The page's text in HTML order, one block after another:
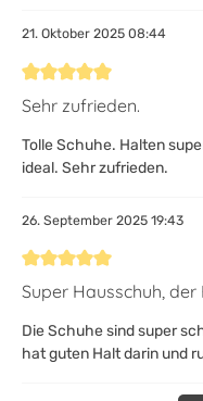
21. Oktober 2025 08:44
Bewertung mit 5 von 5
Sehr zufrieden.
Tolle Schuhe. Halten
ideal. Sehr zufrieden.
26. September 2025 19:43
Bewertung mit 5 von 5
Super Hausschuh,
Die Schuhe sind super
hat guten Halt darin und